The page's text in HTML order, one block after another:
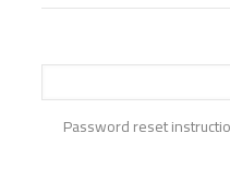
Password reset